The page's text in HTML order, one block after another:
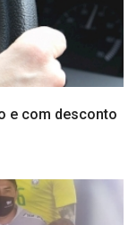
e com desconto